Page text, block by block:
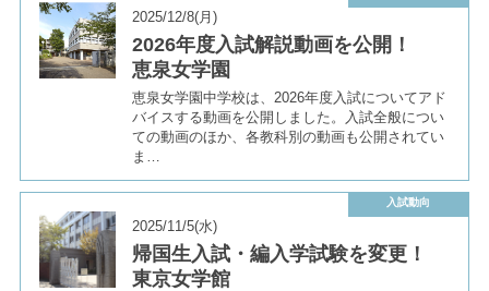
2025/12/8(月)
2026年度入試解説動画を公開！
恵泉女学園
恵泉女学園中学校は、2026年度入試についてアド
バイスする動画を公開しました。入試全般につい
ての動画のほか、各教科別の動画も公開されてい
ま…
入試動向
2025/11/5(水)
帰国生入試・編入学試験を変更！
東京女学館